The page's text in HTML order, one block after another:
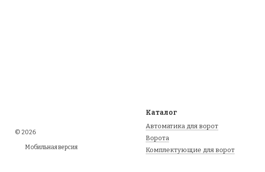
© 2026
Мобильная версия
Каталог
Автоматика для ворот
Ворота
Комплектующие для ворот